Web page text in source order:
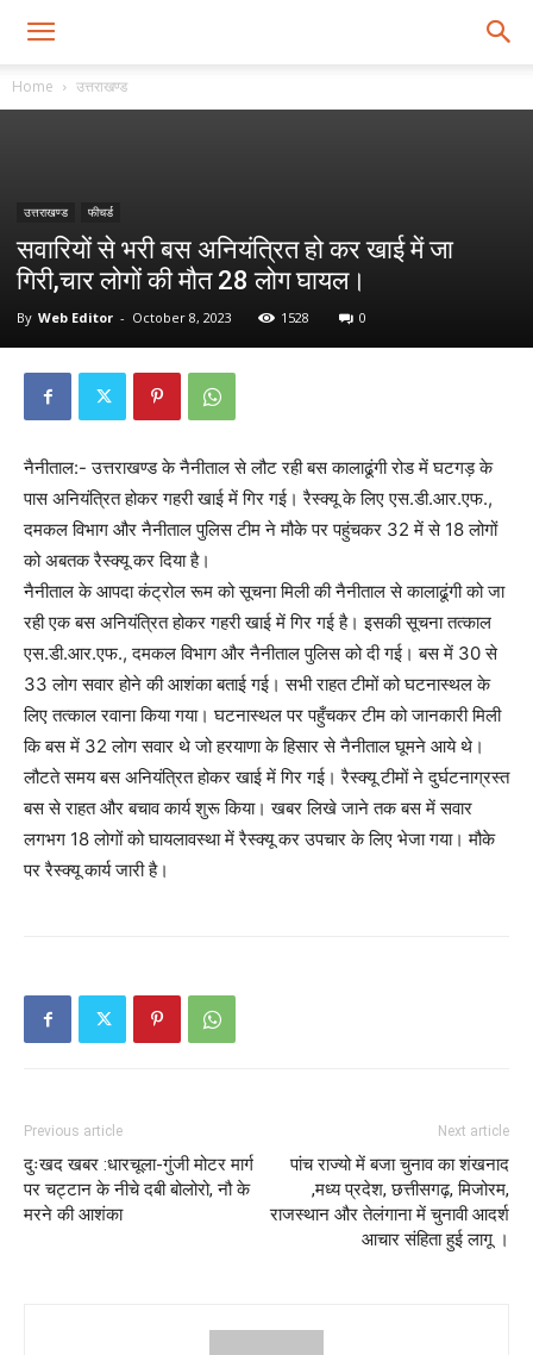
Home उत्तराखण्ड
उत्तराखण्ड फीचर्ड
सवारियों से भरी बस अनियंत्रित हो कर खाई में जा
गिरी,चार लोगों की मौत 28 लोग घायल।
By Web Editor - October 8, 2023 1528 0
नैनीताल:- उत्तराखण्ड के नैनीताल से लौट रही बस कालाढूंगी रोड में घटगड़ के
पास अनियंत्रित होकर गहरी खाई में गिर गई। रैस्क्यू के लिए एस.डी.आर.एफ.,
दमकल विभाग और नैनीताल पुलिस टीम ने मौके पर पहुंचकर 32 में से 18 लोगों
को अबतक रैस्क्यू कर दिया है।
नैनीताल के आपदा कंट्रोल रूम को सूचना मिली की नैनीताल से कालाढूंगी को जा
रही एक बस अनियंत्रित होकर गहरी खाई में गिर गई है। इसकी सूचना तत्काल
एस.डी.आर.एफ., दमकल विभाग और नैनीताल पुलिस को दी गई। बस में 30 से
33 लोग सवार होने की आशंका बताई गई। सभी राहत टीमों को घटनास्थल के
लिए तत्काल रवाना किया गया। घटनास्थल पर पहुँचकर टीम को जानकारी मिली
कि बस में 32 लोग सवार थे जो हरयाणा के हिसार से नैनीताल घूमने आये थे।
लौटते समय बस अनियंत्रित होकर खाई में गिर गई। रैस्क्यू टीमों ने दुर्घटनाग्रस्त
बस से राहत और बचाव कार्य शुरू किया। खबर लिखे जाने तक बस में सवार
लगभग 18 लोगों को घायलावस्था में रैस्क्यू कर उपचार के लिए भेजा गया। मौके
पर रैस्क्यू कार्य जारी है।
Previous article
दुःखद खबर :धारचूला-गुंजी मोटर मार्ग
पर चट्टान के नीचे दबी बोलोरो, नौ के
मरने की आशंका
Next article
पांच राज्यो में बजा चुनाव का शंखनाद
,मध्य प्रदेश, छत्तीसगढ़, मिजोरम,
राजस्थान और तेलंगाना में चुनावी आदर्श
आचार संहिता हुई लागू ।